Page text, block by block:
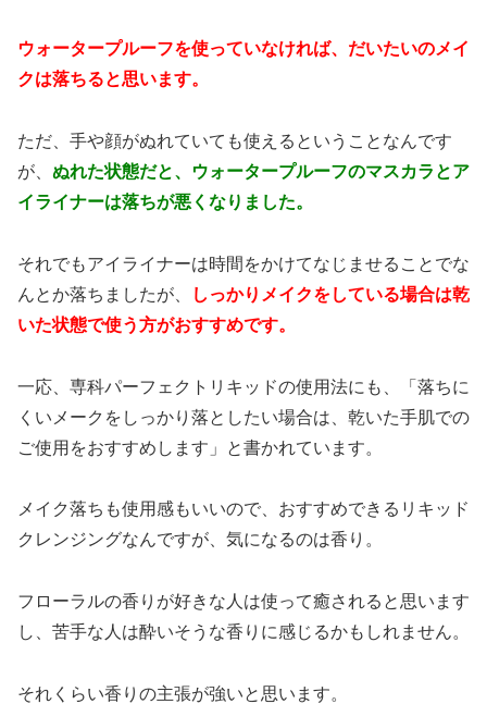
ウォータープルーフを使っていなければ、だいたいのメイ
クは落ちると思います。
ただ、手や顔がぬれていても使えるということなんです
が、 ぬれた状態だと、ウォータープルーフのマスカラとア
イライナーは落ちが悪くなりました。
それでもアイライナーは時間をかけてなじませることでな
んとか落ちましたが、
しっかりメイクをしている場合は乾
いた状態で使う方がおすすめです。
一応、専科パーフェクトリキッドの使用法にも、「落ちに
くいメークをしっかり落としたい場合は、乾いた手肌での
ご使用をおすすめします」と書かれています。
メイク落ちも使用感もいいので、おすすめできるリキッド
クレンジングなんですが、気になるのは香り。
フローラルの香りが好きな人は使って癒されると思います
し、苦手な人は酔いそうな香りに感じるかもしれません。
それくらい香りの主張が強いと思います。